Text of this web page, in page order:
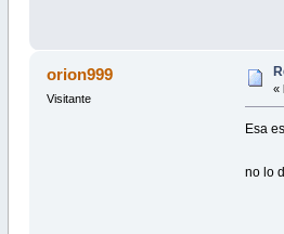
orion999
Visitante
«
Esa
no lo